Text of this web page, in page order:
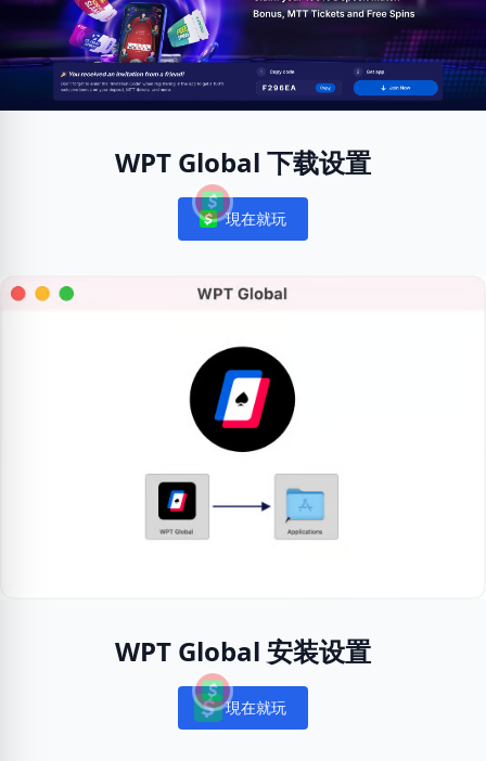
WPT Global 下载设置
Notifications
現在就玩
WPT Global 安装设置
Notifications
現在就玩